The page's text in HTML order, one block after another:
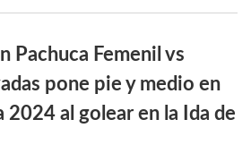
Pachuca Femenil vs
pone pie y medio en
2024 al golear en la Ida de